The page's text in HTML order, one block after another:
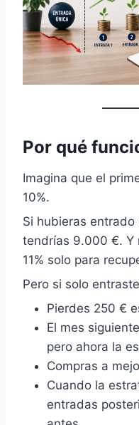
Por qué
Imagina que el
10%.
Si hubieras
tendrías 9.000 €. Y
11% solo para
Pero si solo
Pierdes 250 €
El mes
pero ahora la
Compras a
Cuando la
entradas